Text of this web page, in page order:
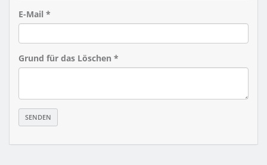
E-Mail *
Grund für das Löschen *